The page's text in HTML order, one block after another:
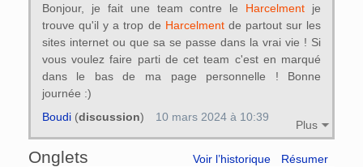
Bonjour, je fait une team contre le Harcelment je
trouve qu'il y a trop de Harcelmentde partout sur les
sites internet ou que sa se passe dans la vrai vie ! Si
vous voulez faire parti de cet team c'est en marqué
dans le bas de ma page personnelle ! Bonne
journée :)
Plus
Boudi(discussion) 10 mars 2024 à 10:39
Onglets Voir l’historique Résumer